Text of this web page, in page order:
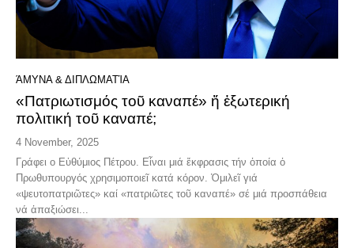
ΆΜΥΝΑ & ΔΙΠΛΩΜΑΤΊΑ
«Πατριωτισμός τοῦ καναπέ» ἤ ἐξωτερική
πολιτική τοῦ καναπέ;
4 November, 2025
Γράφει ο Εὑθύμιος Πέτρου. Εἷναι μιά ἔκφρασις τήν ὁποία ὁ
Πρωθυπουργός χρησιμοποιεῖ κατά κόρον. Ὁμιλεῖ γιά
«ψευτοπατριῶτες» καί «πατριῶτες τοῦ καναπέ» σέ μιά προσπάθεια
νά ἀπαξιώσει...